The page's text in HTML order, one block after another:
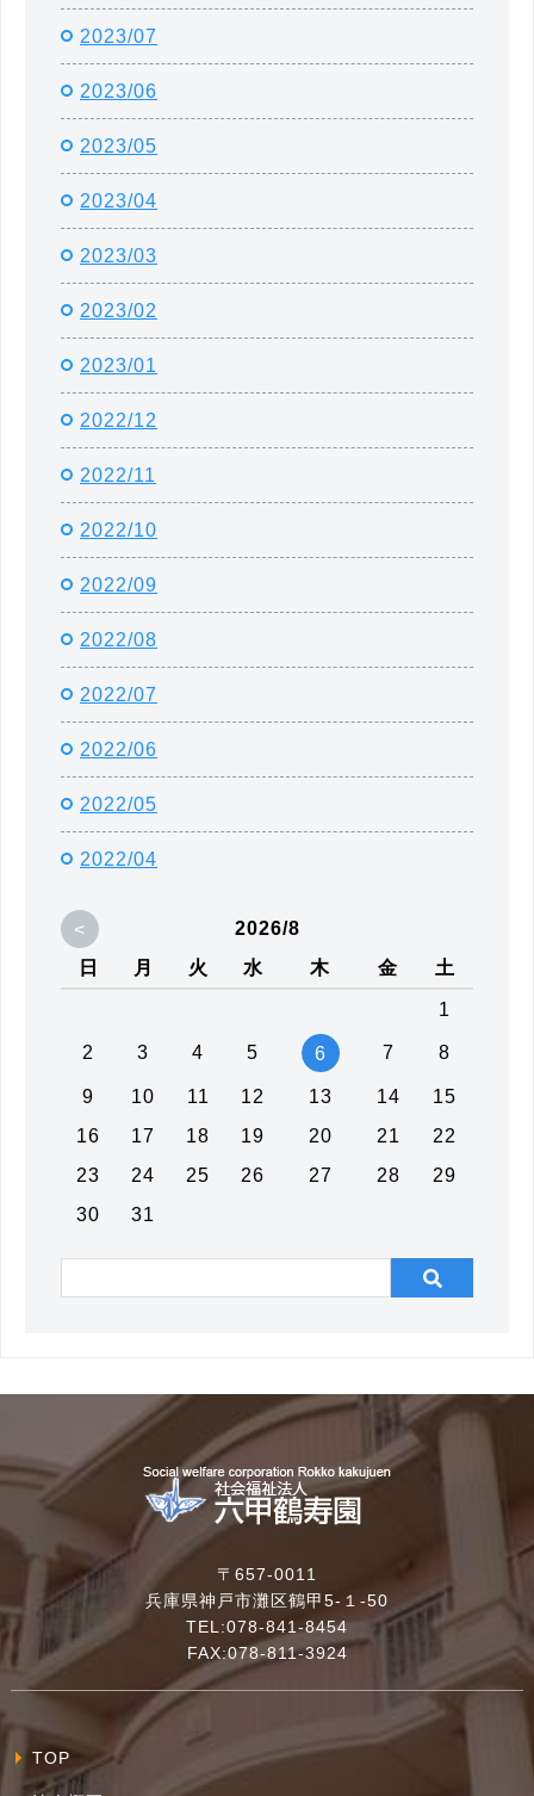
2023/07
2023/06
2023/05
2023/04
2023/03
2023/02
2023/01
2022/12
2022/11
2022/10
2022/09
2022/08
2022/07
2022/06
2022/05
2022/04
<
2026/8
日
月 火 水 木 金 土
1
2 3 4 5 6 7 8
9 10 11 12 13 14
15
16
17 18 19 20 21
22
23
24 25 26 27 28
29
30
31
〒657-0011
兵庫県神戸市灘区鶴甲5-１-50
TEL:078-841-8454
FAX:078-811-3924
TOP